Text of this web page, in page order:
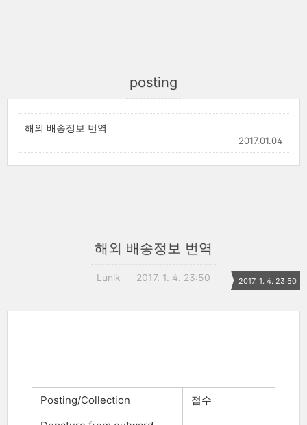
posting
해외 배송정보 번역
2017.01.04
해외 배송정보 번역
Lunik 2017. 1. 4. 23:50 2017. 1. 4. 23:50
Posting/Collection
접수